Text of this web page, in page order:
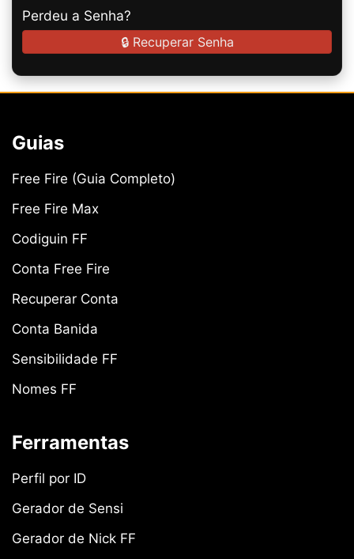
Perdeu a Senha?
🔒 Recuperar Senha
Guias
Free Fire (Guia Completo)
Free Fire Max
Codiguin FF
Conta Free Fire
Recuperar Conta
Conta Banida
Sensibilidade FF
Nomes FF
Ferramentas
Perfil por ID
Gerador de Sensi
Gerador de Nick FF